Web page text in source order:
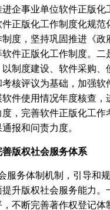
企事业单位软件正版化
正版化工作制度化规范
度，坚持巩固推进《政
件正版化工作制度。二
制度建设、软件采购、
核评议为基础，加强软
件使用情况年度核查，
，完善软件正版化工作
报和问责力度。
善版权社会服务体系
务体制机制，引导和
升版权社会服务能力。
不断完善著作权登记体